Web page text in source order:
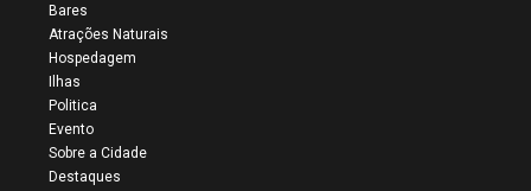
Bares
Atrações Naturais
Hospedagem
Ilhas
Politica
Evento
Sobre a Cidade
Destaques